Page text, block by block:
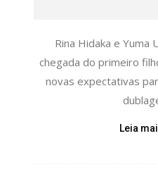
Rina Hidaka e Yuma
chegada do primeiro
novas expectativas
Leia